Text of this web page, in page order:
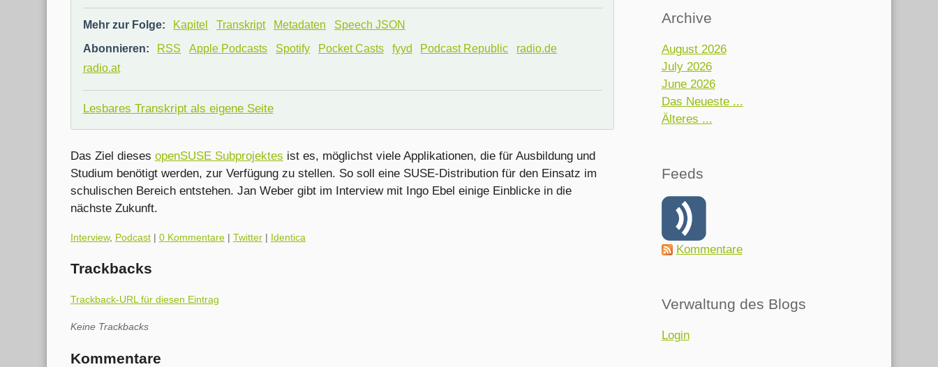
Mehr zur Folge: Kapitel Transkript Metadaten
Speech JSON
Abonnieren:
RSS Apple Podcasts Spotify Pocket Casts fyyd Podcast Republic
radio.de
radio.at
Lesbares Transkript als eigene Seite
Das Ziel dieses openSUSE Subprojektes ist es, möglichst viele Applikationen, die für Ausbildung und
Studium benötigt werden, zur Verfügung zu stellen. So soll eine SUSE-Distribution für den Einsatz im
schulischen Bereich entstehen. Jan Weber gibt im Interview mit Ingo Ebel einige Einblicke in die
nächste Zukunft.
Kategorien:
Interview, Podcast| 0 Kommentare| Twitter| Identica
Trackbacks
Trackback-URL für diesen Eintrag
Keine Trackbacks
Kommentare
Archive
August 2026
July 2026
June 2026
Das Neueste ...
Älteres ...
Feeds
Kommentare
Verwaltung des Blogs
Login